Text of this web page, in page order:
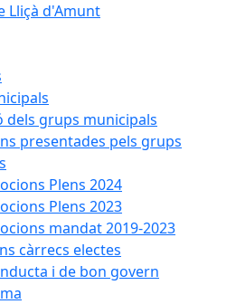
Lliçà d'Amunt
dels grups municipals
presentades pels grups
Plens 2024
Plens 2023
mandat 2019-2023
càrrecs electes
i de bon govern